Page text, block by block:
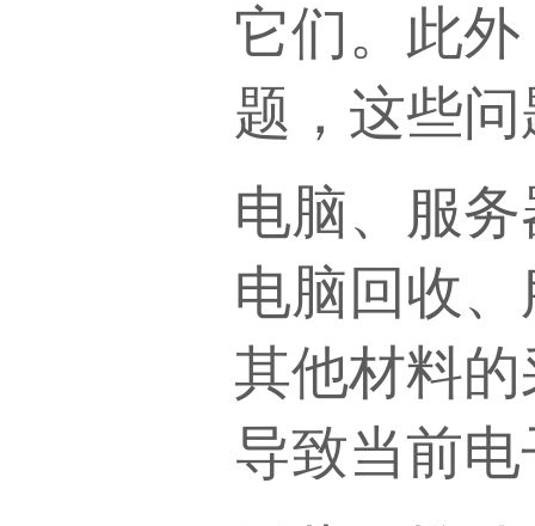
它们。此
题，这些
电脑、服
电脑回收
其他材料
导致当前